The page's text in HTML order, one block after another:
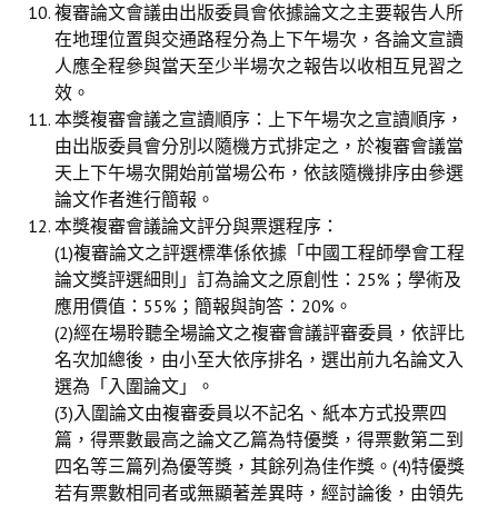
獎章委員會簡則
傑出服務貢獻獎設置辦法
場地租借管理辦法
學會章程
會員代表選舉辦法
追憶盧善棟前理事長
學會獎項
盧善棟獎學金
盧善棟獎學金得獎人
歷年技術獎章得獎人
技術獎章得獎人介紹
複審論文會議由出版委員會依據論文之主要報告人所
在地理位置與交通路程分為上下午場次，各論文宣讀
人應全程參與當天至少半場次之報告以收相互見習之
效。
本獎複審會議之宣讀順序：上下午場次之宣讀順序，
由出版委員會分別以隨機方式排定之，於複審會議當
天上下午場次開始前當場公布，依該隨機排序由參選
論文作者進行簡報。
本獎複審會議論文評分與票選程序：
(1)複審論文之評選標準係依據「中國工程師學會工程
論文獎評選細則」訂為論文之原創性：25%；學術及
應用價值：55%；簡報與詢答：20%。
(2)經在場聆聽全場論文之複審會議評審委員，依評比
名次加總後，由小至大依序排名，選出前九名論文入
選為「入圍論文」。
(3)入圍論文由複審委員以不記名、紙本方式投票四
篇，得票數最高之論文乙篇為特優獎，得票數第二到
四名等三篇列為優等獎，其餘列為佳作獎。(4)特優獎
若有票數相同者或無顯著差異時，經討論後，由領先